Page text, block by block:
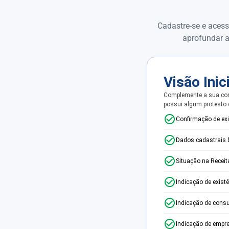
Cadastre-se e
aprofundar
Visão
Complemente a sua
possui algum protesto
Confirmação de
Dados cadastrais
Situação na
Indicação de
Indicação de
Indicação de